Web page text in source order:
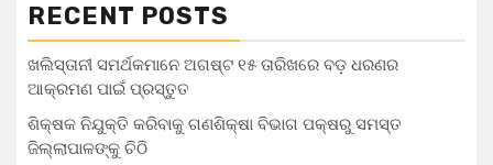
RECENT POSTS
ଖଲିସ୍ତାନୀ ସମର୍ଥକମାନେ ଅଗଷ୍ଟ ୧୫ ତାରିଖରେ ବଡ଼ ଧରଣର
ଆକ୍ରମଣ ପାଇଁ ପ୍ରସ୍ତୁତ
ଶିକ୍ଷକ ନିଯୁକ୍ତି କରିବାକୁ ଗଣଶିକ୍ଷା ବିଭାଗ ପକ୍ଷରୁ ସମସ୍ତ
ଜିଲ୍ଲାପାଳଙ୍କୁ ଚିଠି